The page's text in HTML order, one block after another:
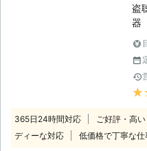
盗
器
は
の
せ
が
の
な
365日24時間対応 ご好評・高
ディーな対応
低価格で丁寧な仕